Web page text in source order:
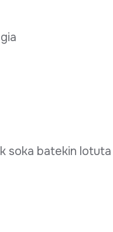
soka batekin